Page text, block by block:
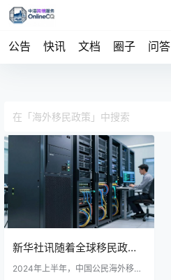
公告 快讯 文档 圈子 问答
新华社讯随着全球移民政策
持续调整，海外移民服务行
2024年上半年，中国公民海外移民